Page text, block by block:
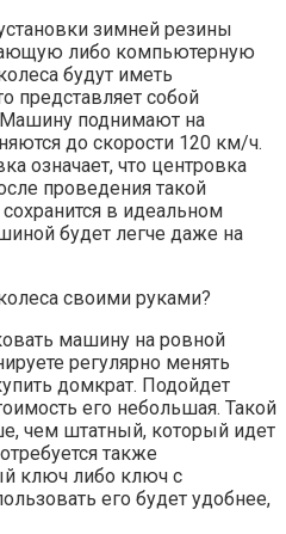
зимней резины
либо компьютерную
будут иметь
представляет собой
поднимают на
до скорости 120 км/ч.
означает, что центровка
проведения такой
в идеальном
будет легче даже на
своими руками?
машину на ровной
регулярно менять
домкрат. Подойдет
его небольшая. Такой
чем штатный, который идет
также
ключ либо ключ с
его будет удобнее,